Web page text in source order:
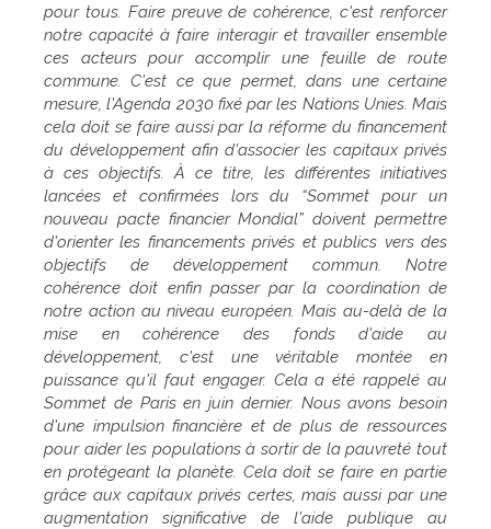
pour tous. Faire preuve de cohérence, c'est renforcer
notre capacité à faire interagir et travailler ensemble
ces acteurs pour accomplir une feuille de route
commune. C'est ce que permet, dans une certaine
mesure, l'Agenda 2030 fixé par les Nations Unies. Mais
cela doit se faire aussi par la réforme du financement
du développement afin d'associer les capitaux privés
à ces objectifs. À ce titre, les différentes initiatives
lancées et confirmées lors du “Sommet pour un
nouveau pacte financier Mondial” doivent permettre
d'orienter les financements privés et publics vers des
objectifs de développement commun. Notre
cohérence doit enfin passer par la coordination de
notre action au niveau européen. Mais au-delà de la
mise en cohérence des fonds d'aide au
développement, c'est une véritable montée en
puissance qu'il faut engager. Cela a été rappelé au
Sommet de Paris en juin dernier. Nous avons besoin
d'une impulsion financière et de plus de ressources
pour aider les populations à sortir de la pauvreté tout
en protégeant la planète. Cela doit se faire en partie
grâce aux capitaux privés certes, mais aussi par une
augmentation significative de l'aide publique au